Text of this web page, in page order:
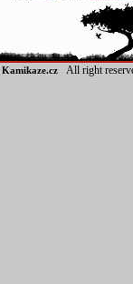
Kamikaze.czAll right